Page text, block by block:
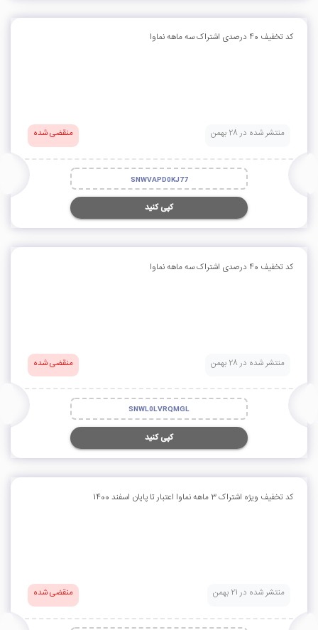
کد تخفیف 40 درصدی اشتراک سه ماهه نماوا
منتشر شده در 28 بهمن منقضی شده
SNWVAPD0KJ77
کپی کنید
کد تخفیف 40 درصدی اشتراک سه ماهه نماوا
منتشر شده در 28 بهمن منقضی شده
SNWL0LVRQMGL
کپی کنید
کد تخفیف ویژه اشتراک 3 ماهه نماوا اعتبار تا پایان اسفند 1400
منتشر شده در 21 بهمن منقضی شده